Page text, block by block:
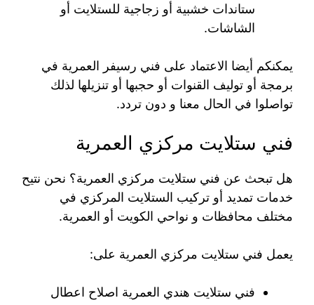
ستاندات خشبية أو زجاجية للستلايت أو
الشاشات.
يمكنكم أيضا الاعتماد على فني رسيفر العمرية في
برمجة أو توليف القنوات أو حجبها أو تنزيلها لذلك
تواصلوا في الحال معنا و دون تردد.
فني ستلايت مركزي العمرية
هل تبحث عن فني ستلايت مركزي العمرية؟ نحن نتيح
خدمات تمديد أو تركيب الستلايت المركزي في
مختلف محافظات و نواحي الكويت أو العمرية.
يعمل فني ستلايت مركزي العمرية على:
فني ستلايت هندي العمرية اصلاح اعطال